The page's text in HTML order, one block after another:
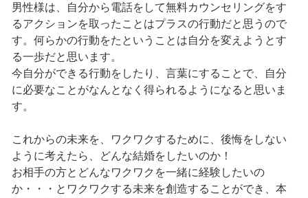
男性様は、自分から電話をして無料カウンセリングをす
るアクションを取ったことはプラスの行動だと思うので
す。何らかの行動をたということは自分を変えようとす
る一歩だと思います。
今自分ができる行動をしたり、言葉にすることで、自分
に必要なことがなんとなく得られるようになると思いま
す。
これからの未来を、ワクワクするために、後悔をしない
ように考えたら、どんな結婚をしたいのか！
お相手の方とどんなワクワクを一緒に経験したいの
か・・・とワクワクする未来を創造することができ、本